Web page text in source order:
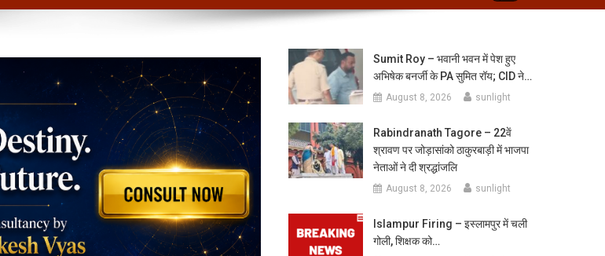
Sumit Roy – भवानी भवन में पेश हुए
अभिषेक बनर्जी के PA सुमित रॉय; CID ने…
August 8, 2026 sunlight
Rabindranath Tagore – 22वें
श्रावण पर जोड़ासांको ठाकुरबाड़ी में भाजपा
नेताओं ने दी श्रद्धांजलि
August 8, 2026 sunlight
Islampur Firing – इस्लामपुर में चली
गोली, शिक्षक को…